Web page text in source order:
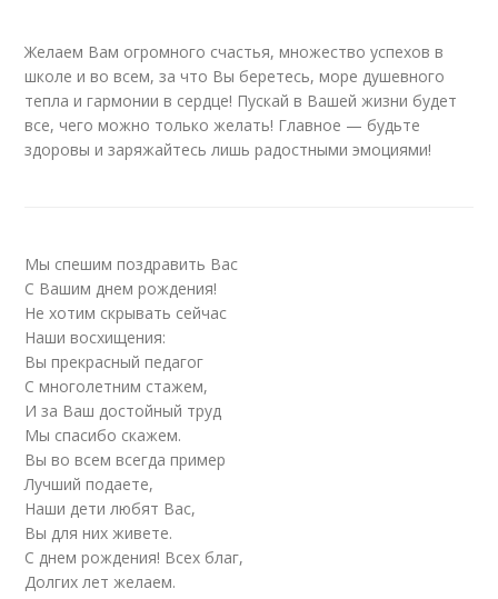
Желаем Вам огромного счастья, множество успехов в
школе и во всем, за что Вы беретесь, море душевного
тепла и гармонии в сердце! Пускай в Вашей жизни будет
все, чего можно только желать! Главное — будьте
здоровы и заряжайтесь лишь радостными эмоциями!
Мы спешим поздравить Вас
С Вашим днем рождения!
Не хотим скрывать сейчас
Наши восхищения:
Вы прекрасный педагог
С многолетним стажем,
И за Ваш достойный труд
Мы спасибо скажем.
Вы во всем всегда пример
Лучший подаете,
Наши дети любят Вас,
Вы для них живете.
С днем рождения! Всех благ,
Долгих лет желаем.